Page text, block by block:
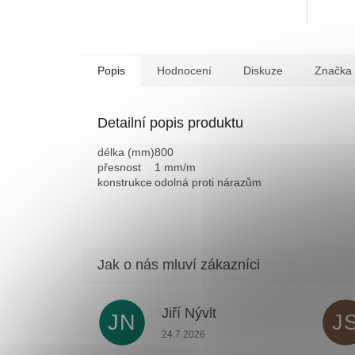
Popis Hodnocení Diskuze Značka
Detailní popis produktu
délka (mm)800
přesnost
1 mm/m
konstrukce odolná proti nárazům
JN Jiří Nývlt
Hodnocení obchodu je 5 z 5
24.7.2026